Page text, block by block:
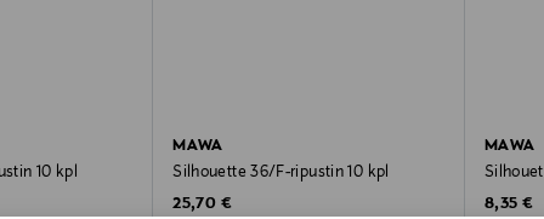
10 kpl
MAWA
Silhouette 36/F-ripustin 10 kpl
Original Price
25,70 €
MAWA
Original
8,35 €